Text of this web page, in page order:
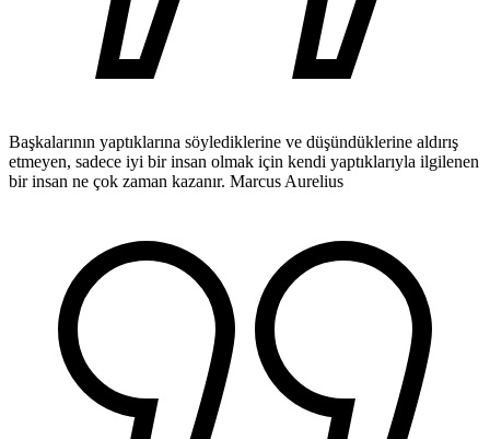
Başkalarının yaptıklarına söylediklerine ve düşündüklerine aldırış
etmeyen, sadece iyi bir insan olmak için kendi yaptıklarıyla ilgilenen
bir insan ne çok zaman kazanır. Marcus Aurelius